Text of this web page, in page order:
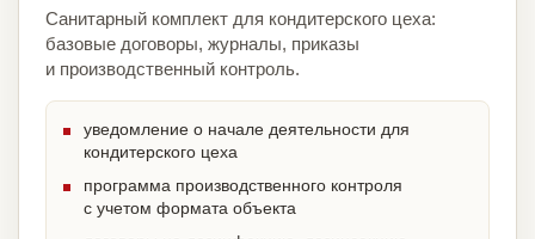
Санитарный комплект для кондитерского цеха:
базовые договоры, журналы, приказы
и производственный контроль.
уведомление о начале деятельности для
кондитерского цеха
программа производственного контроля
с учетом формата объекта